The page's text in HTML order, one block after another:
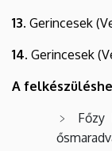
13. Gerincesek
14. Gerincesek
A
Főzy